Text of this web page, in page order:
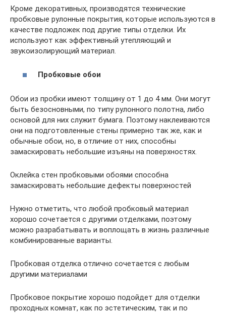
Кроме декоративных, производятся технические
пробковые рулонные покрытия, которые используются в
качестве подложек под другие типы отделки. Их
используют как эффективный утепляющий и
звукоизолирующий материал.
Пробковые обои
Обои из пробки имеют толщину от 1 до 4 мм. Они могут
быть безосновными, по типу рулонного полотна, либо
основой для них служит бумага. Поэтому наклеиваются
они на подготовленные стены примерно так же, как и
обычные обои, но, в отличие от них, способны
замаскировать небольшие изъяны на поверхностях.
Оклейка стен пробковыми обоями способна
замаскировать небольшие дефекты поверхностей
Нужно отметить, что любой пробковый материал
хорошо сочетается с другими отделками, поэтому
можно разрабатывать и воплощать в жизнь различные
комбинированные варианты.
Пробковая отделка отлично сочетается с любым
другими материалами
Пробковое покрытие хорошо подойдет для отделки
проходных комнат, как по эстетическим, так и по